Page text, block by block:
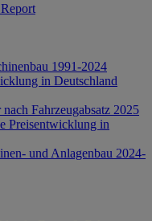
1991-2024
in Deutschland
Fahrzeugabsatz 2025
Preisentwicklung in
und Anlagenbau 2024-